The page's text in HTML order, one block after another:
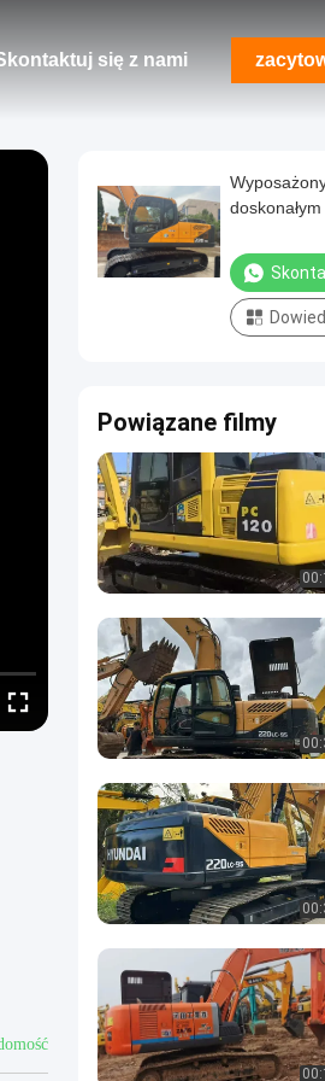
się z nami
Fullscreen
Powiązane filmy